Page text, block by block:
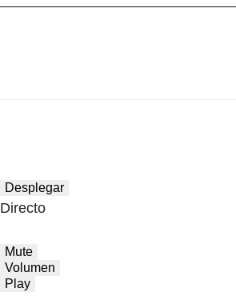
Desplegar
Directo
Mute
Volumen
Play